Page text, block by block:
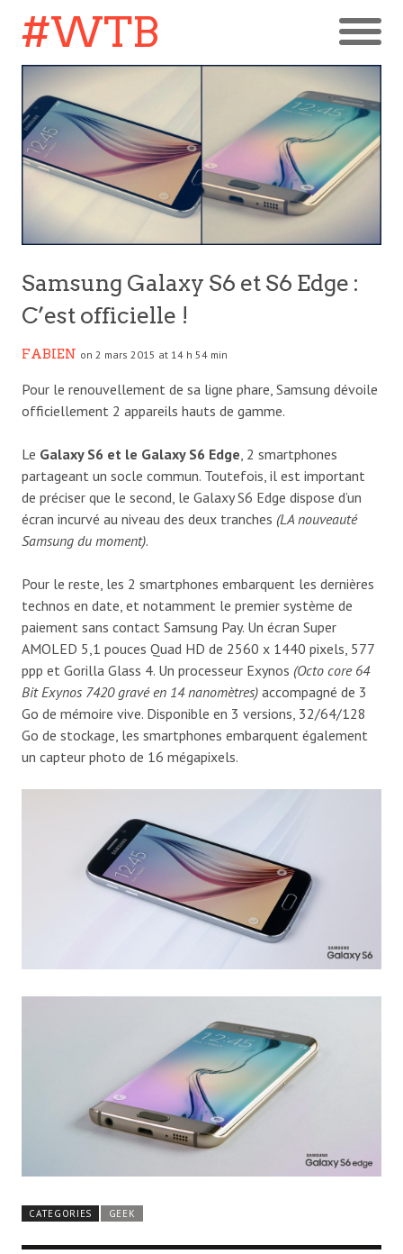
#WTB
Samsung Galaxy S6 et S6 Edge :
C’est officielle !
FABIEN on 2 mars 2015 at 14 h 54 min
Pour le renouvellement de sa ligne phare, Samsung dévoile
officiellement 2 appareils hauts de gamme.
Le Galaxy S6 et le Galaxy S6 Edge , 2 smartphones
partageant un socle commun. Toutefois, il est important
de préciser que le second, le Galaxy S6 Edge dispose d’un
écran incurvé au niveau des deux tranches (LA nouveauté
Samsung du moment).
Pour le reste, les 2 smartphones embarquent les dernières
technos en date, et notamment le premier système de
paiement sans contact Samsung Pay. Un écran Super
AMOLED 5,1 pouces Quad HD de 2560 x 1440 pixels, 577
ppp et Gorilla Glass 4. Un processeur Exynos (Octo core 64
Bit Exynos 7420 gravé en 14 nanomètres) accompagné de 3
Go de mémoire vive. Disponible en 3 versions, 32/64/128
Go de stockage, les smartphones embarquent également
un capteur photo de 16 mégapixels.
CATEGORIES GEEK